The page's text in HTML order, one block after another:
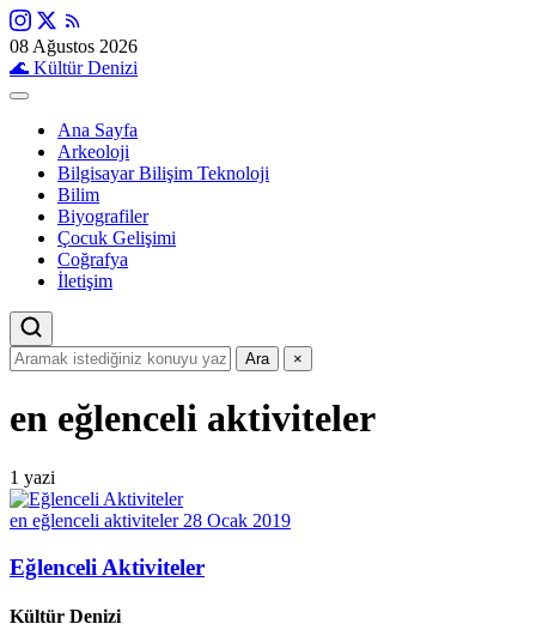
08 Ağustos 2026
🌊 Kültür Denizi
Ana Sayfa
Arkeoloji
Bilgisayar Bilişim Teknoloji
Bilim
Biyografiler
Çocuk Gelişimi
Coğrafya
İletişim
Ara ×
en eğlenceli aktiviteler
1 yazi
en eğlenceli aktiviteler 28 Ocak 2019
Eğlenceli Aktiviteler
Kültür Denizi